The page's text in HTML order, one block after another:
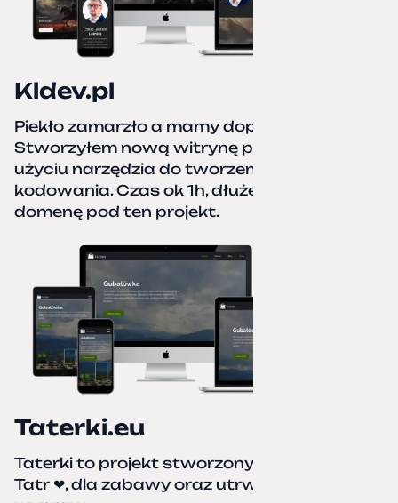
Kldev.pl
Piekło zamarzło a mamy dopiero jesień.
Stworzyłem nową witrynę portfolio przy
użyciu narzędzia do tworzenia stron bez
kodowania. Czas ok 1h, dłużej podpinałem
domenę pod ten projekt.
Taterki.eu
Taterki to projekt stworzony z miłości do
Tatr ❤, dla zabawy oraz utrwalenia naszych